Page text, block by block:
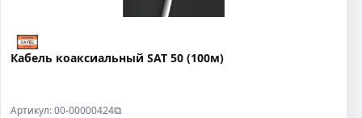
Кабель коаксиальный SAT 50 (100м)
Артикул: 00-00000424⧉